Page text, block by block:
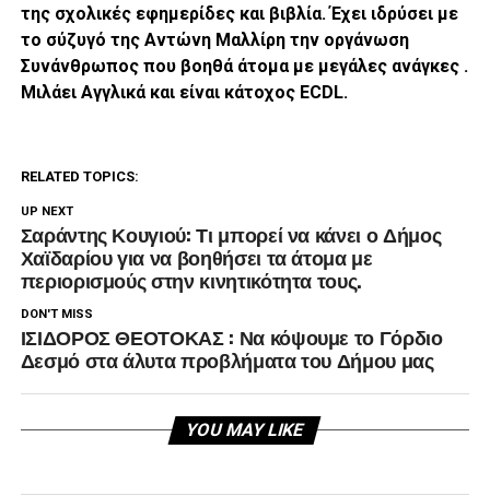
της σχολικές εφημερίδες και βιβλία. Έχει ιδρύσει με
το σύζυγό της Αντώνη Μαλλίρη την οργάνωση
Συνάνθρωπος που βοηθά άτομα με μεγάλες ανάγκες .
Μιλάει Αγγλικά και είναι κάτοχος ECDL.
RELATED TOPICS:
UP NEXT
Σαράντης Κουγιού: Τι μπορεί να κάνει ο Δήμος
Χαϊδαρίου για να βοηθήσει τα άτομα με
περιορισμούς στην κινητικότητα τους.
DON'T MISS
ΙΣΙΔΟΡΟΣ ΘΕΟΤΟΚΑΣ : Να κόψουμε το Γόρδιο
Δεσμό στα άλυτα προβλήματα του Δήμου μας
YOU MAY LIKE